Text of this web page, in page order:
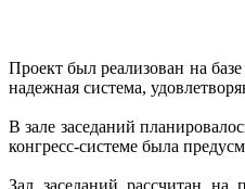
Проект был реализован на базе
надежная система,
В зале заседаний
конгресс-системе была
Зал заседаний рассчитан